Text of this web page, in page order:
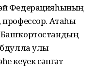
Федерацияһының
профессор. Атаһы
улы
кеүек сәнғәт